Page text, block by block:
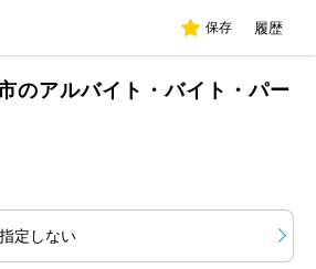
保存 履歴
のアルバイト・バイト・パー
指定しない